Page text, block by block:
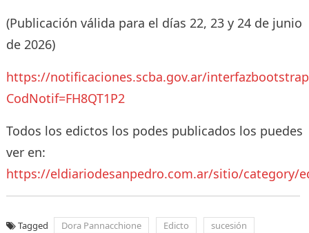
(Publicación válida para el días 22, 23 y 24 de junio
de 2026)
https://notificaciones.scba.gov.ar/
CodNotif=FH8QT1P2
Todos los edictos los podes publicados los puedes
ver en:
https://eldiariodesanpedro.com.ar/sitio/category/
Tagged Dora Pannacchione Edicto sucesión